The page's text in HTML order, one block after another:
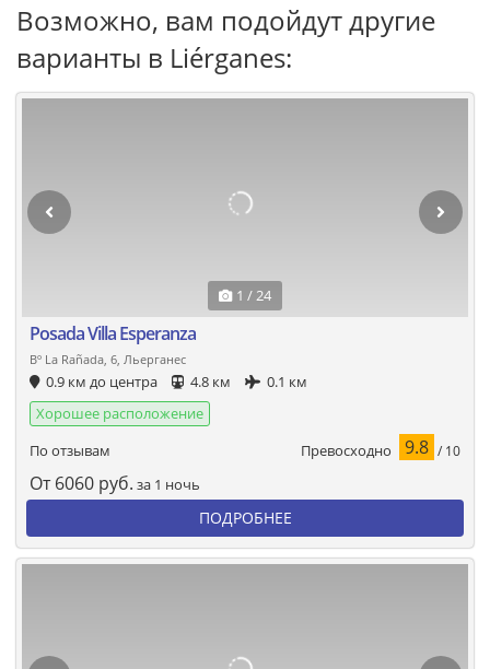
Возможно, вам подойдут другие
варианты в Liérganes:
1 / 24
Posada Villa Esperanza
Bº La Rañada, 6, Льерганес
0.9 км до центра 4.8 км
0.1 км
Хорошее расположение
По отзывам
Превосходно 9.8 / 10
От 6060 руб. за 1 ночь
ПОДРОБНЕЕ